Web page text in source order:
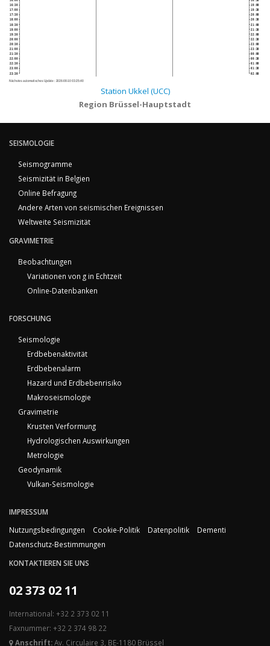
16:30
17:00
17:30
18:00
18:30
19:00
19:30
20:00
20:30
21:00
21:30
22:00
22:30
23:00
23:30
19:00
19:30
20:00
20:30
21:00
21:30
22:00
22:30
23:00
23:30
00:00
00:30
01:00
01:30
02:00
Nächstes automatisches Update : 2026-08-10 03:25:40
Station Ukkel (UCC)
Region Brüssel-Hauptstadt
SEISMOLOGIE
Seismogramme
Seismizität in Belgien
Online Befragung
Andere Arten von seismischen Ereignissen
Weltweite Seismizität
GRAVIMETRIE
Beobachtungen
Variationen von g in Echtzeit
Online-Datenbanken
FORSCHUNG
Seismologie
Erdbebenaktivität
Erdbebenalarm
Hazard und Erdbebenrisiko
Makroseismologie
Gravimetrie
Krusten Verformung
Hydrologischen Auswirkungen
Metrologie
Geodynamik
Vulkan-Seismologie
IMPRESSUM
Nutzungsbedingungen
Cookie-Politik Datenpolitik
Dementi
Datenschutz-Bestimmungen
KONTAKTIEREN SIE UNS
02 373 02 11
International: +32 2 373 02 11
Faxnummer: +32 2 374 98 22
Anschrift:Av. Circulaire 3, BE-1180 Brüssel